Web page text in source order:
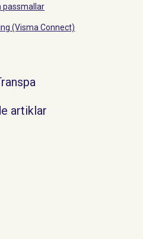
passmallar
(Visma Connect)
artiklar